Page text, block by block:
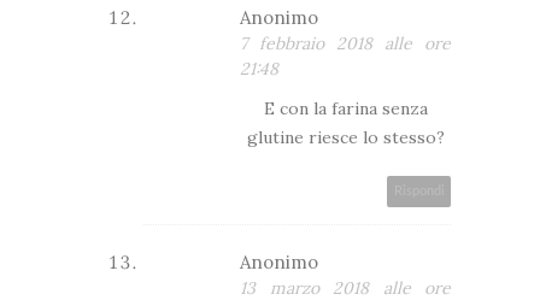
Anonimo
7 febbraio 2018 alle ore
21:48
E con la farina senza
glutine riesce lo stesso?
Anonimo
13 marzo 2018 alle ore